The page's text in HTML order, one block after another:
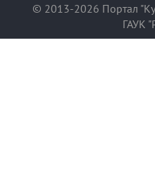
© 2013-2026 Портал
ГАУК